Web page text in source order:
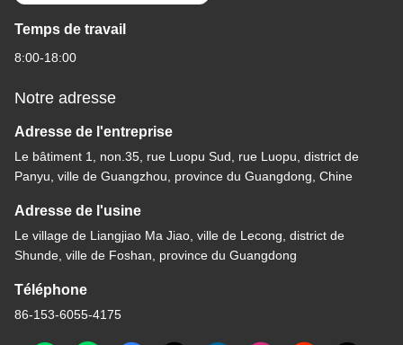
Temps de travail
8:00-18:00
Notre adresse
Adresse de l'entreprise
Le bâtiment 1, non.35, rue Luopu Sud, rue Luopu, district de
Panyu, ville de Guangzhou, province du Guangdong, Chine
Adresse de l'usine
Le village de Liangjiao Ma Jiao, ville de Lecong, district de
Shunde, ville de Foshan, province du Guangdong
Téléphone
86-153-6055-4175